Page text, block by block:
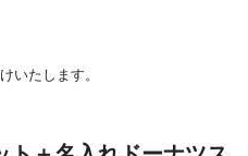
いたします。